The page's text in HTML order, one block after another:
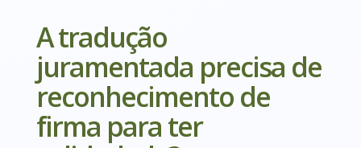
A tradução
juramentada precisa de
reconhecimento de
firma para ter